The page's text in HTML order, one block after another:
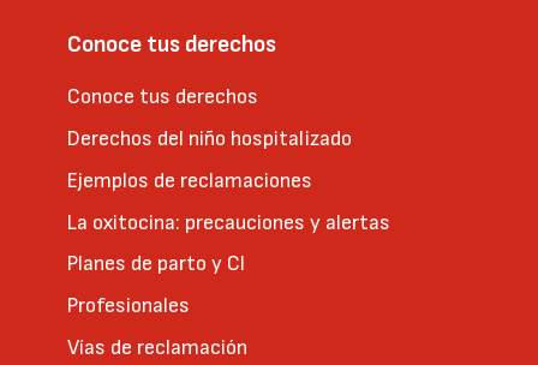
Conoce tus derechos
Conoce tus derechos
Derechos del niño hospitalizado
Ejemplos de reclamaciones
La oxitocina: precauciones y alertas
Planes de parto y CI
Profesionales
Vías de reclamación